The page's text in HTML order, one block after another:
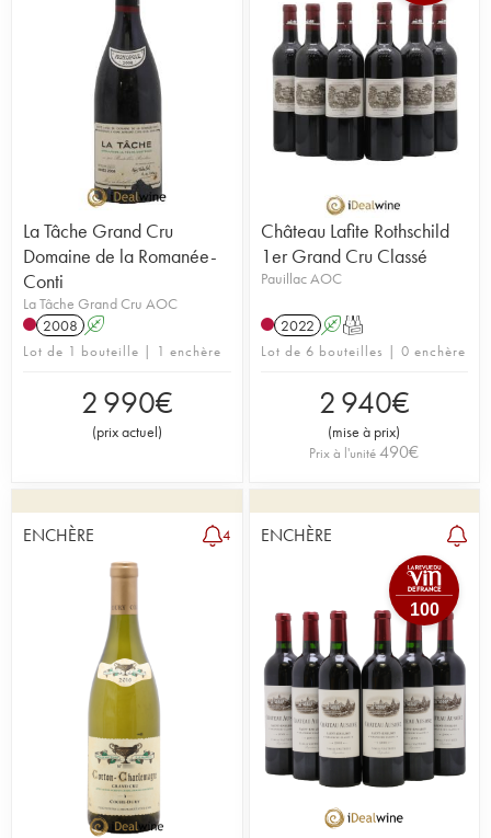
La Tâche Grand Cru
Domaine de la Romanée-
Conti
La Tâche Grand Cru AOC
2008 A
Lot de 1 bouteille | 1 enchère
2 990€
(prix actuel)
Château Lafite Rothschild
1er Grand Cru Classé
Pauillac AOC
2022 AT
Lot de 6 bouteilles | 0 enchère
2 940€
(mise à prix)
Prix à l'unité490€
ENCHÈRE 4 ENCHÈRE
100